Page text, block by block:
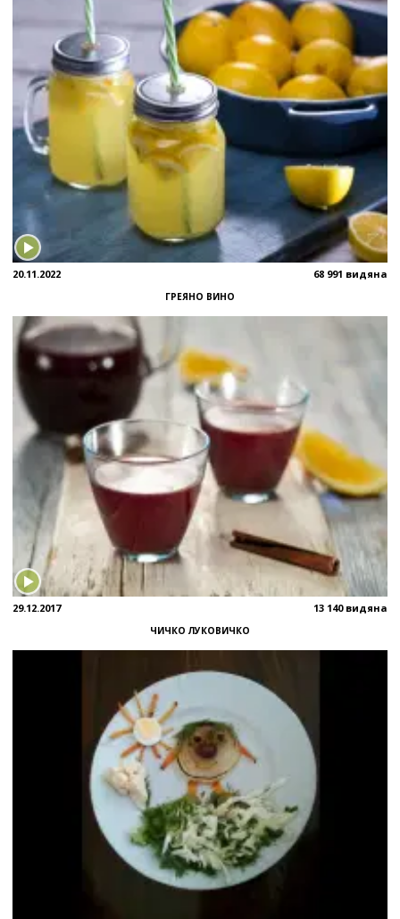
20.11.2022 68 991 видяна
ГРЕЯНО ВИНО
29.12.2017 13 140 видяна
ЧИЧКО ЛУКОВИЧКО